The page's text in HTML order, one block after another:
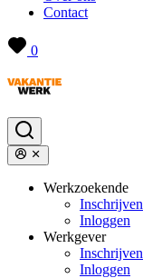
Contact
0
Werkzoekende
Inschrijven
Inloggen
Werkgever
Inschrijven
Inloggen